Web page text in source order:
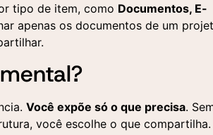
tipo de item, como Documentos, E-
apenas os documentos de um
Você expõe só o que precisa.
você escolhe o que compartilha.
dúvidas e entender sua demanda.
e nossa equipe entrará em contato
personalizada da nossa